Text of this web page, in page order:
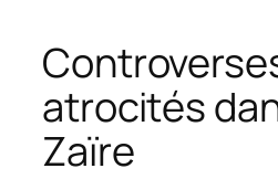
atrocités
Zaïre